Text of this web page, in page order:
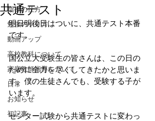
指導の仕方
勉強のやり方
動画アップ
高校教科について
家庭教師指導について
日常
お知らせ
初記事
共通テスト
明日明後日はついに、共通テスト本番
です。
国公立大受験生の皆さんは、この日の
ために全力を尽くしてきたかと思いま
す。僕の生徒さんでも、受験する子が
います。
センター試験から共通テストに変わっ